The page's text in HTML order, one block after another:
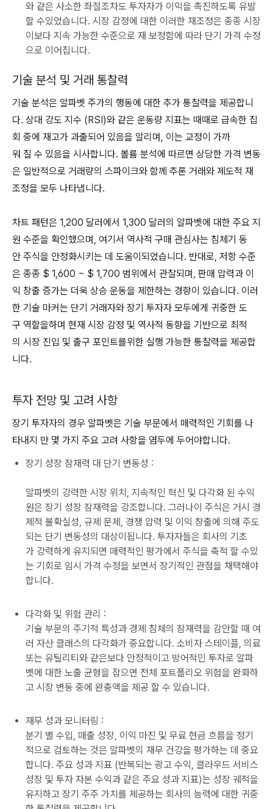
와 같은 사소한 좌절조차도 투자자가 이익을 촉진하도록 유발
할 수있었습니다. 시장 감정에 대한 이러한 재조정은 종종 시장
이보다 지속 가능한 수준으로 재 보정함에 따라 단기 가격 수정
으로 이어집니다.
기술 분석 및 거래 통찰력
기술 분석은 알파벳 주가의 행동에 대한 추가 통찰력을 제공합니
다. 상대 강도 지수 (RSI)와 같은 운동량 지표는 때때로 급속한 집
회 중에 재고가 과출되어 있음을 알리며, 이는 교정이 가까
워 질 수 있음을 시사합니다. 볼륨 분석에 따르면 상당한 가격 변동
은 일반적으로 거래량의 스파이크와 함께 추론 거래와 제도적 재
조정을 모두 나타냅니다.
차트 패턴은 1,200 달러에서 1,300 달러의 알파벳에 대한 주요 지
원 수준을 확인했으며, 여기서 역사적 구매 관심사는 침체기 동
안 주식을 안정화시키는 데 도움이되었습니다. 반대로, 저항 수준
은 종종 $ 1,600 ~ $ 1,700 범위에서 관찰되며, 판매 압력과 이
익 창출 증가는 더욱 상승 운동을 제한하는 경향이 있습니다. 이러
한 기술 마커는 단기 거래자와 장기 투자자 모두에게 귀중한 도
구 역할을하며 현재 시장 감정 및 역사적 동향을 기반으로 최적
의 시장 진입 및 출구 포인트를위한 실행 가능한 통찰력을 제공합
니다.
투자 전망 및 고려 사항
장기 투자자의 경우 알파벳은 기술 부문에서 매력적인 기회를 나
타내지 만 몇 가지 주요 고려 사항을 염두에 두어야합니다.
장기 성장 잠재력 대 단기 변동성 :
알파벳의 강력한 시장 위치, 지속적인 혁신 및 다각화 된 수익
원은 장기 성장 잠재력을 강조합니다. 그러나이 주식은 거시 경
제적 불확실성, 규제 문제, 경쟁 압력 및 이익 창출에 의해 주도
되는 단기 변동성의 대상이됩니다. 투자자들은 회사의 기초
가 강력하게 유지되면 매력적인 평가에서 주식을 축적 할 수있
는 기회로 임시 가격 수정을 보면서 장기적인 관점을 채택해야
합니다.
다각화 및 위험 관리 :
기술 부문의 주기적 특성과 경제 침체의 잠재력을 감안할 때 여
러 자산 클래스의 다각화가 중요합니다. 소비자 스테이플, 의료
또는 유틸리티와 같은보다 안정적이고 방어적인 투자로 알파
벳에 대한 노출 균형을 잡으면 전체 포트폴리오 위험을 완화하
고 시장 변동 중에 완충액을 제공 할 수 있습니다.
재무 성과 모니터링 :
분기 별 수입, 매출 성장, 이익 마진 및 무료 현금 흐름을 정기
적으로 검토하는 것은 알파벳의 재무 건강을 평가하는 데 중요
합니다. 주요 성과 지표 (반복되는 광고 수익, 클라우드 서비스
성장 및 투자 자본 수익과 같은 주요 성과 지표)는 성장 궤적을
유지하고 장기 주주 가치를 제공하는 회사의 능력에 대한 귀중